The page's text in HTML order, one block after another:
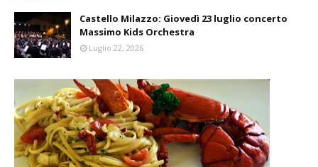
Castello Milazzo: Giovedì 23 luglio concerto
Massimo Kids Orchestra
Luglio 22, 2026